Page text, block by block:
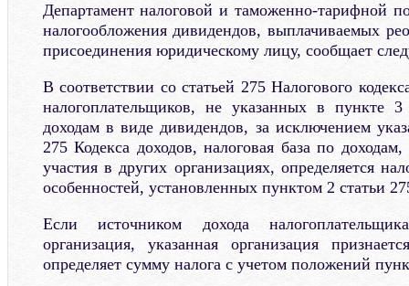
Департамент налоговой и таможенно-тарифной
налогообложения дивидендов, выплачиваемых
присоединения юридическому лицу, сообщает
В соответствии со статьей 275 Налогового
налогоплательщиков, не указанных в пункте
доходам в виде дивидендов, за исключением
275 Кодекса доходов, налоговая база по
участия в других организациях, определяется
особенностей, установленных пунктом 2 статьи
Если источником дохода
организация, указанная организация
определяет сумму налога с учетом положений